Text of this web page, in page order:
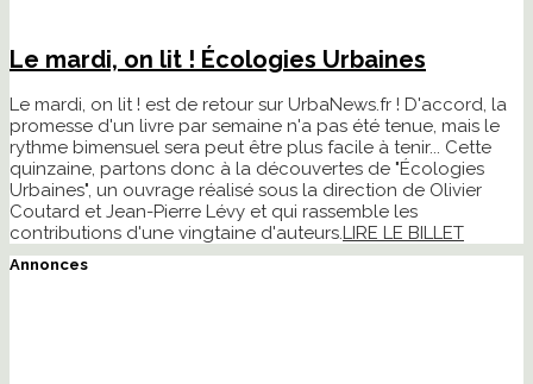
Le mardi, on lit ! Écologies Urbaines
Le mardi, on lit ! est de retour sur UrbaNews.fr ! D'accord, la
promesse d'un livre par semaine n'a pas été tenue, mais le
rythme bimensuel sera peut être plus facile à tenir... Cette
quinzaine, partons donc à la découvertes de "Écologies
Urbaines", un ouvrage réalisé sous la direction de Olivier
Coutard et Jean-Pierre Lévy et qui rassemble les
contributions d'une vingtaine d'auteurs. LIRE LE BILLET
Annonces